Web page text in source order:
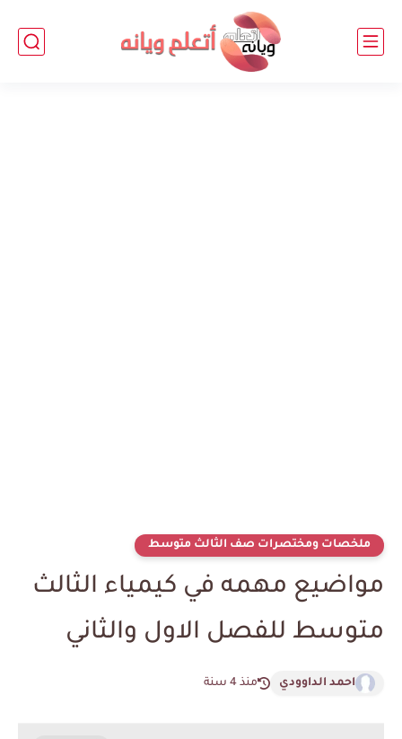
ملخصات ومختصرات صف الثالث متوسط
مواضيع مهمه في كيمياء الثالث
متوسط للفصل الاول والثاني
احمد الداوودي منذ 4 سنة